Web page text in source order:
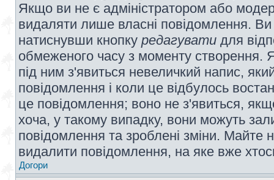
Якщо ви не є адміністратором або
видаляти лише власні повідомлення.
натиснувши кнопку редагувати для
обмеженого часу з моменту створення.
під ним з'явиться невеличкий напис,
повідомлення і коли це відбулось
це повідомлення; воно не з'явиться,
хоча, у такому випадку, вони можуть
повідомлення та зроблені зміни. Майте
видалити повідомлення, на яке вже
Догори